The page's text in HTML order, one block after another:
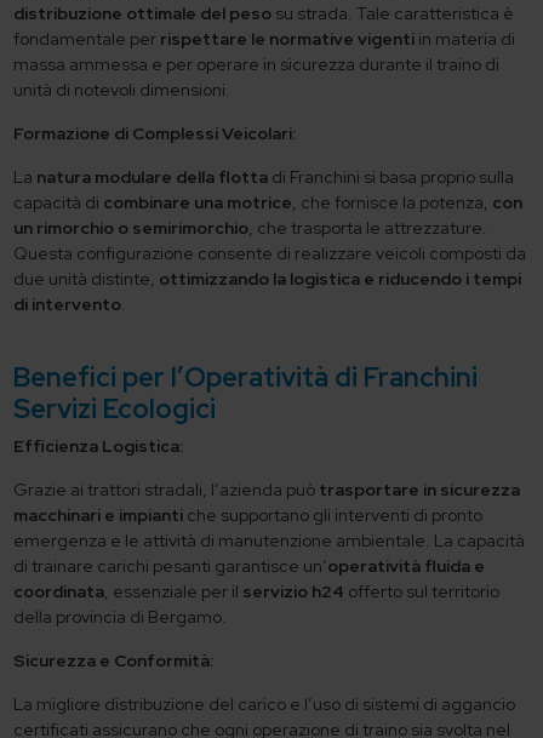
distribuzione ottimale del peso su strada. Tale caratteristica è
fondamentale per rispettare le normative vigenti in materia di
massa ammessa e per operare in sicurezza durante il traino di
unità di notevoli dimensioni.
Formazione di Complessi Veicolari:
La natura modulare della flotta di Franchini si basa proprio sulla
capacità di combinare una motrice, che fornisce la potenza, con
un rimorchio o semirimorchio, che trasporta le attrezzature.
Questa configurazione consente di realizzare veicoli composti da
due unità distinte, ottimizzando la logistica e riducendo i tempi
di intervento.
Benefici per l’Operatività di Franchini
Servizi Ecologici
Efficienza Logistica:
Grazie ai trattori stradali, l’azienda può trasportare in sicurezza
macchinari e impianti che supportano gli interventi di pronto
emergenza e le attività di manutenzione ambientale. La capacità
di trainare carichi pesanti garantisce un’operatività fluida e
coordinata, essenziale per il servizio h24 offerto sul territorio
della provincia di Bergamo.
Sicurezza e Conformità:
La migliore distribuzione del carico e l’uso di sistemi di aggancio
certificati assicurano che ogni operazione di traino sia svolta nel